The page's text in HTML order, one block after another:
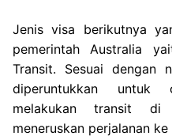
Jenis visa berikutnya
pemerintah Australia
Transit. Sesuai dengan
diperuntukkan untuk
melakukan transit di
meneruskan perjalanan